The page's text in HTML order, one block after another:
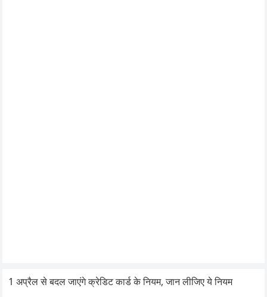
1 अप्रैल से बदल जाएंगे क्रेडिट कार्ड के नियम, जान लीजिए ये नियम